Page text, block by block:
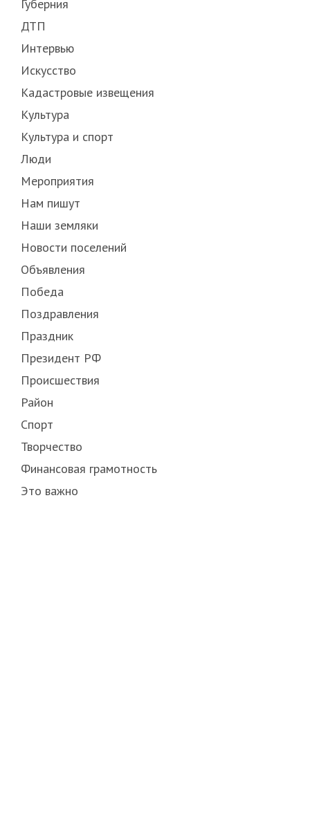
Губерния
ДТП
Интервью
Искусство
Кадастровые извещения
Культура
Культура и спорт
Люди
Мероприятия
Нам пишут
Наши земляки
Новости поселений
Объявления
Победа
Поздравления
Праздник
Президент РФ
Происшествия
Район
Спорт
Творчество
Финансовая грамотность
Это важно